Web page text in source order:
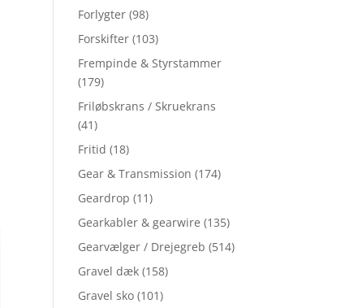
Forlygter (98)
Forskifter (103)
Frempinde & Styrstammer
(179)
Friløbskrans / Skruekrans
(41)
Fritid (18)
Gear & Transmission (174)
Geardrop (11)
Gearkabler & gearwire (135)
Gearvælger / Drejegreb (514)
Gravel dæk (158)
Gravel sko (101)